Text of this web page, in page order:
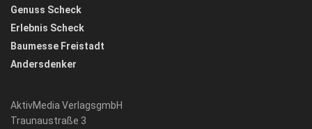
Genuss Scheck
Erlebnis Scheck
Baumesse Freistadt
Andersdenker
AktivMedia VerlagsgmbH
Traunaustraße 3